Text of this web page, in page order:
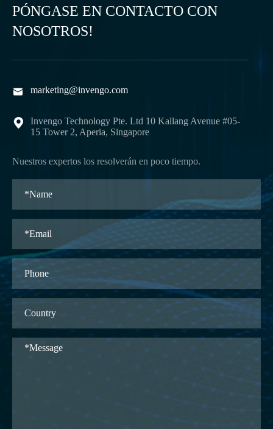
PÓNGASE EN CONTACTO CON
NOSOTROS!
 marketing@invengo.com

Invengo Technology Pte. Ltd 10 Kallang Avenue #05-
15 Tower 2, Aperia, Singapore
Nuestros expertos los resolverán en poco tiempo.